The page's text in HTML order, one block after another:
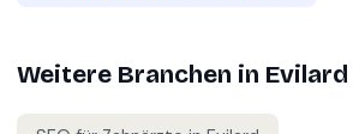
Weitere Branchen in Evilard